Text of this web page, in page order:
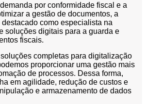
por conformidade fiscal e a
a gestão de documentos, a
como especialista na
soluções digitais para a guarda e
fiscais.
completas para digitalização
proporcionar uma gestão mais
de processos. Dessa forma,
em agilidade, redução de custos e
e armazenamento de dados